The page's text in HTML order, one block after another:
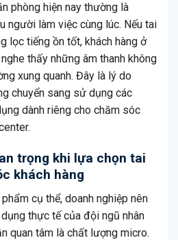
phòng hiện nay thường là
người làm việc cùng lúc. Nếu tai
lọc tiếng ồn tốt, khách hàng ở
thấy những âm thanh không
xung quanh. Đây là lý do
chuyển sang sử dụng các
dành riêng cho chăm sóc
trọng khi lựa chọn tai
khách hàng
cụ thể, doanh nghiệp nên
thực tế của đội ngũ nhân
quan tâm là chất lượng micro.